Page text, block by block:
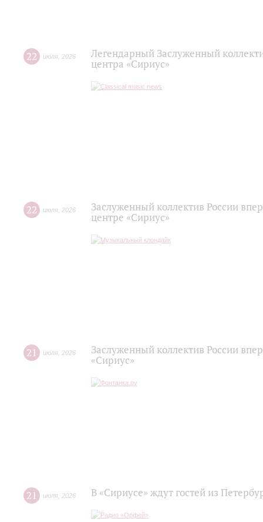
22 июля 2026
Легендарный Заслуженный
центра «Сириус»
22 июля 2026
Заслуженный коллектив России
центре «Сириус»
21 июля 2026
Заслуженный коллектив России
«Сириус»
21 июля 2026 В «Сириусе» ждут гостей из